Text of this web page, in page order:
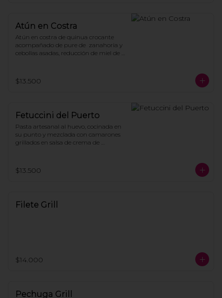
Atún en Costra
Atún en costra de quinua crocante
acompañado de pure de  zanahoria y
cebollas asadas, reducción de miel de
$13.500
Fetuccini del Puerto
Pasta artesanal al huevo, cocinada en
su punto y mezclada con camarones
grillados en salsa de crema de
$13.500
Filete Grill
$14.000
Pechuga Grill